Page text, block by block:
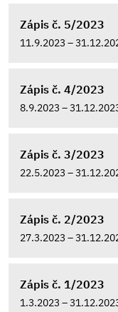
Zápis č. 5/2023
11.9.2023 –
Zápis č. 4/2023
8.9.2023 –
Zápis č. 3/2023
22.5.2023 –
Zápis č. 2/2023
27.3.2023 –
Zápis č. 1/2023
1.3.2023 –